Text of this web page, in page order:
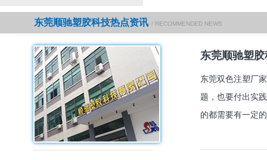
东莞顺驰塑胶科技热点资讯 / RECOMMENDED NEWS
东莞顺驰塑
东莞双色注塑厂
题，也要付出实
的都需要有一定